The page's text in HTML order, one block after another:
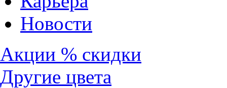
Новости
Акции % скидки
Другие цвета